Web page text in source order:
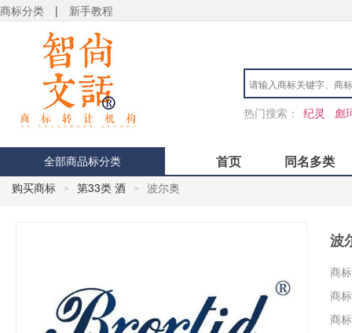
商标分类 | 新手教程
热门搜索： 纪灵 彪
全部商品标分类 首页 同名多类
购买商标 > 第33类 酒 > 波尔奥
波
商
商
商